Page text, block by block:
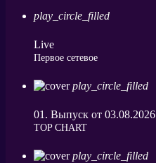
play_circle_filled
Live
Первое сетевое
play_circle_filled
01. Выпуск от 03.08.2026
ТОP CHART
play_circle_filled